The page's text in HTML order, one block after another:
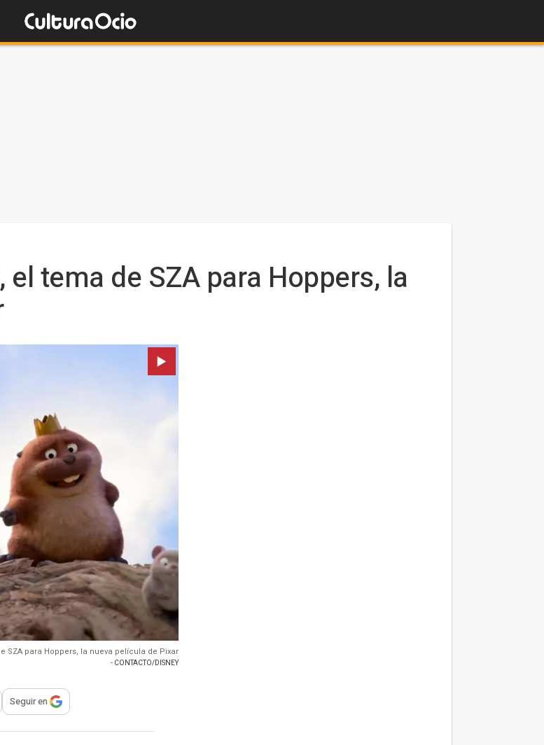
el tema de SZA para Hoppers, la
SZA para Hoppers, la nueva película de Pixar
- CONTACTO/DISNEY
para compartir
Seguir en